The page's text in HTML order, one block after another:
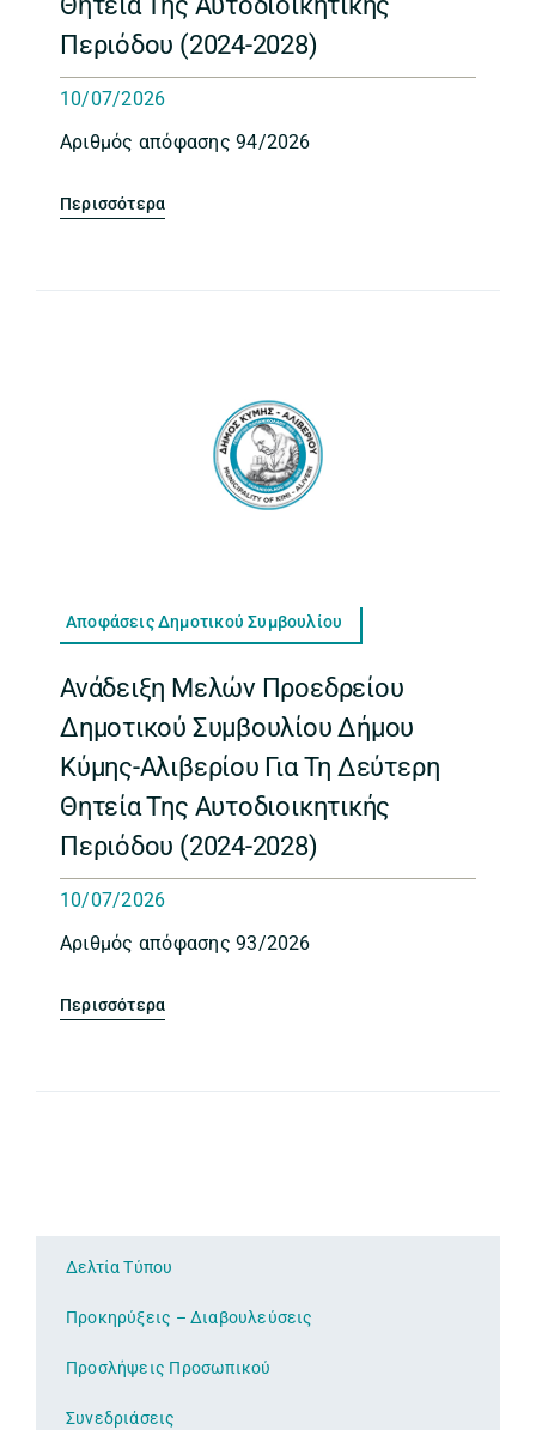
Περιόδου (2024-2028)
10/07/2026
Αριθμός απόφασης 94/2026
Περισσότερα
Αποφάσεις Δημοτικού Συμβουλίου
Ανάδειξη Μελών Προεδρείου
Δημοτικού Συμβουλίου Δήμου
Κύμης-Αλιβερίου Για Τη Δεύτερη
Θητεία Της Αυτοδιοικητικής
Περιόδου (2024-2028)
10/07/2026
Αριθμός απόφασης 93/2026
Περισσότερα
Δελτία Τύπου
Προκηρύξεις – Διαβουλεύσεις
Προσλήψεις Προσωπικού
Συνεδριάσεις